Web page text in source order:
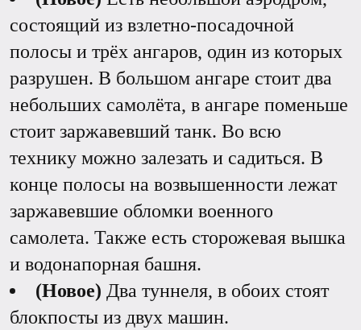
состоящий из взлетно-посадочной
полосы и трёх ангаров, один из которых
разрушен. В большом ангаре стоит два
небольших самолёта, в ангаре поменьше
стоит заржавевший танк. Во всю
технику можно залезать и садиться. В
конце полосы на возвышенности лежат
заржавевшие обломки военного
самолета. Также есть сторожевая вышка
и водонапорная башня.
(Новое) Два туннеля, в обоих стоят
блокпосты из двух машин.